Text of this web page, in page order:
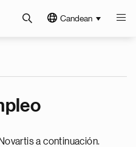
Candean
a continuación.